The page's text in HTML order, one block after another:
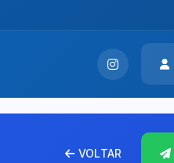
VOLTAR